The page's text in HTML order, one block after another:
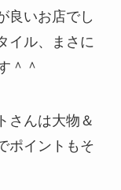
良いお店でし
イル、まさに
＾＾
さんは大物＆
ポイントもそ